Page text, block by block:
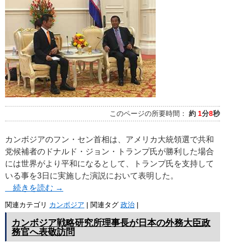
このページの所要時間： 約 1分8秒
カンボジアのフン・セン首相は、アメリカ大統領選で共和
党候補者のドナルド・ジョン・トランプ氏が勝利した場合
には世界がより平和になるとして、トランプ氏を支持して
いる事を3日に実施した演説において表明した。
続きを読む →
関連カテゴリ カンボジア | 関連タグ 政治 |
カンボジア戦略研究所理事長が日本の外務大臣政
務官へ表敬訪問